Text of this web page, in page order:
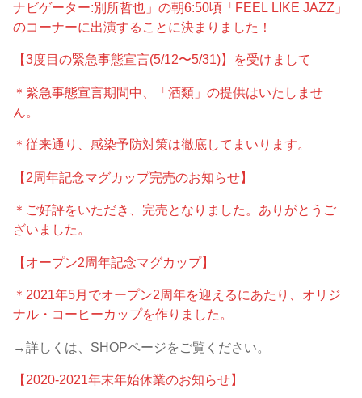
ナビゲーター:別所哲也」の朝6:50頃「FEEL LIKE JAZZ」
のコーナーに出演することに決まりました！
【3度目の緊急事態宣言(5/12〜5/31)】を受けまして
＊緊急事態宣言期間中、「酒類」の提供はいたしませ
ん。
＊従来通り、感染予防対策は徹底してまいります。
【2周年記念マグカップ完売のお知らせ】
＊ご好評をいただき、完売となりました。ありがとうご
ざいました。
【オープン2周年記念マグカップ】
＊2021年5月でオープン2周年を迎えるにあたり、オリジ
ナル・コーヒーカップを作りました。
→詳しくは、SHOPページをご覧ください。
【2020-2021年末年始休業のお知らせ】